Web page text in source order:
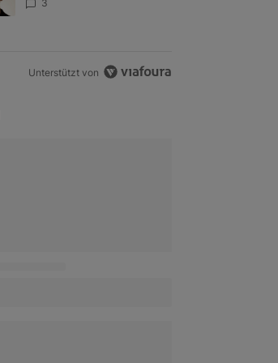
Alles über den Retter-
3
Unterstützt von